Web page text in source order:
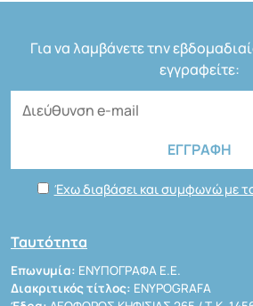
Για να λαμβάνετε την
εγγραφείτε:
Έχω διαβάσει και συμφωνώ με
Ταυτότητα
Επωνυμία: ΕΝΥΠΟΓΡΑΦΑ Ε.Ε.
Διακριτικός τίτλος: ENYPOGRAFA